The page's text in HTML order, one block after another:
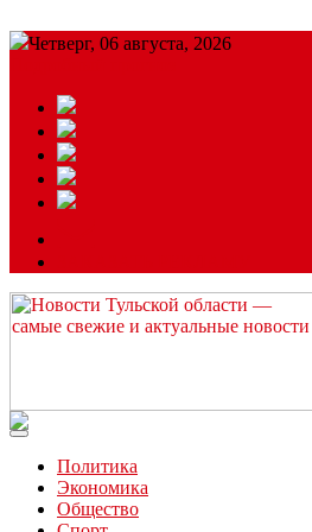
Четверг, 06 августа, 2026
Читайте последние новости дня в
Политика
Экономика
Общество